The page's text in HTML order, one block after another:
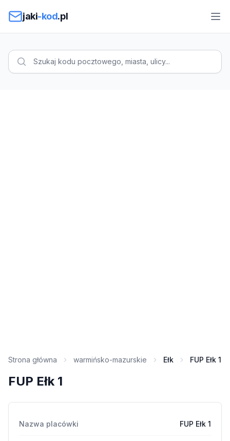
jaki-kod.pl
Strona główna warmińsko-mazurskie Ełk FUP Ełk 1
FUP Ełk 1
Nazwa placówki FUP Ełk 1